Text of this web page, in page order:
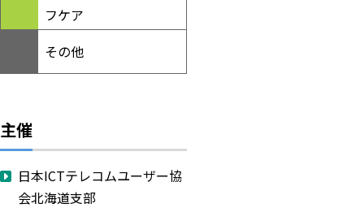
フケア
その他
主催
日本ICTテレコムユーザー協
会北海道支部